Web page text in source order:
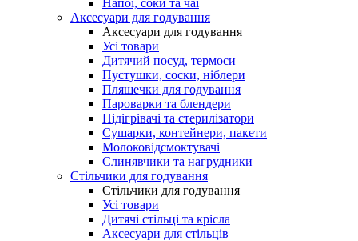
Напої, соки та чаї
Аксесуари для годування
Аксесуари для годування
Усі товари
Дитячий посуд, термоси
Пустушки, соски, ніблери
Пляшечки для годування
Пароварки та блендери
Підігрівачі та стерилізатори
Сушарки, контейнери, пакети
Молоковідсмоктувачі
Слинявчики та нагрудники
Стільчики для годування
Стільчики для годування
Усі товари
Дитячі стільці та крісла
Аксесуари для стільців